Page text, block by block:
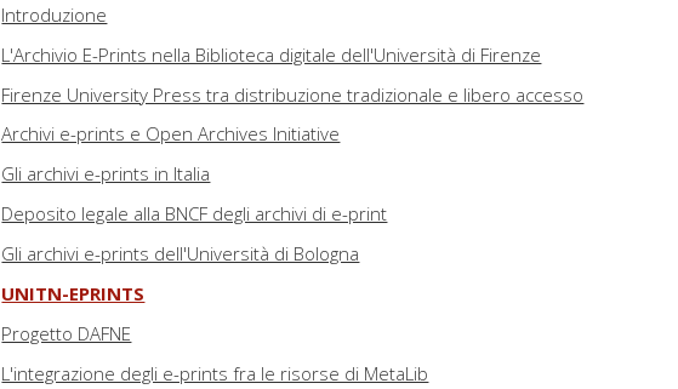
Introduzione
L'Archivio E-Prints nella Biblioteca digitale dell'Università di Firenze
Firenze University Press tra distribuzione tradizionale e libero accesso
Archivi e-prints e Open Archives Initiative
Gli archivi e-prints in Italia
Deposito legale alla BNCF degli archivi di e-print
Gli archivi e-prints dell'Università di Bologna
UNITN-EPRINTS
Progetto DAFNE
L'integrazione degli e-prints fra le risorse di MetaLib